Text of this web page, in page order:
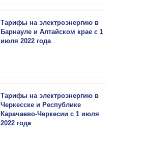
Тарифы на электроэнергию в
Барнауле и Алтайском крае с 1
июля 2022 года
Тарифы на электроэнергию в
Черкесске и Республике
Карачаево-Черкесии с 1 июля
2022 года